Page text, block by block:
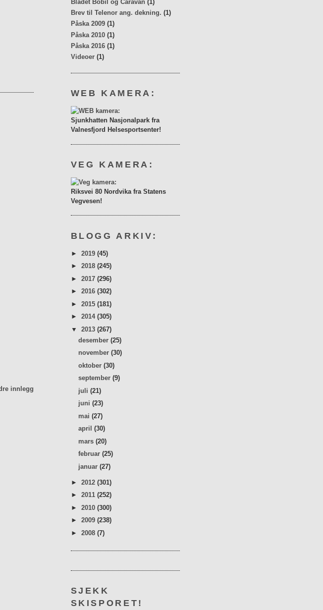
innlegg
Bladet Bobil og Caravan (1)
Brev til Telenor ang. dekning. (1)
Påska 2009 (1)
Påska 2010 (1)
Påska 2016 (1)
Videoer (1)
WEB KAMERA:
Sjunkhatten Nasjonalpark fra
Valnesfjord Helsesportsenter!
VEG KAMERA:
Riksvei 80 Nordvika fra Statens
Vegvesen!
BLOGG ARKIV:
► 2019 (45)
► 2018 (245)
► 2017 (296)
► 2016 (302)
► 2015 (181)
► 2014 (305)
▼ 2013 (267)
desember(25)
november(30)
oktober(30)
september(9)
juli(21)
juni(23)
mai(27)
april(30)
mars(20)
februar(25)
januar(27)
► 2012 (301)
► 2011 (252)
► 2010 (300)
► 2009 (238)
► 2008 (7)
SJEKK
SKISPORET!